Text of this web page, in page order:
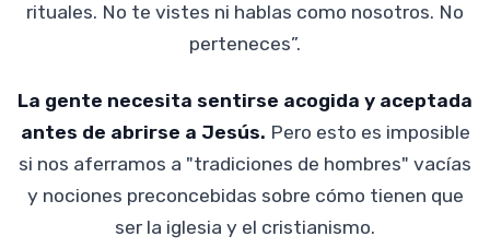
rituales. No te vistes ni hablas como nosotros. No
perteneces”.
La gente necesita sentirse acogida y aceptada
antes de abrirse a Jesús. Pero esto es imposible
si nos aferramos a "tradiciones de hombres" vacías
y nociones preconcebidas sobre cómo tienen que
ser la iglesia y el cristianismo.